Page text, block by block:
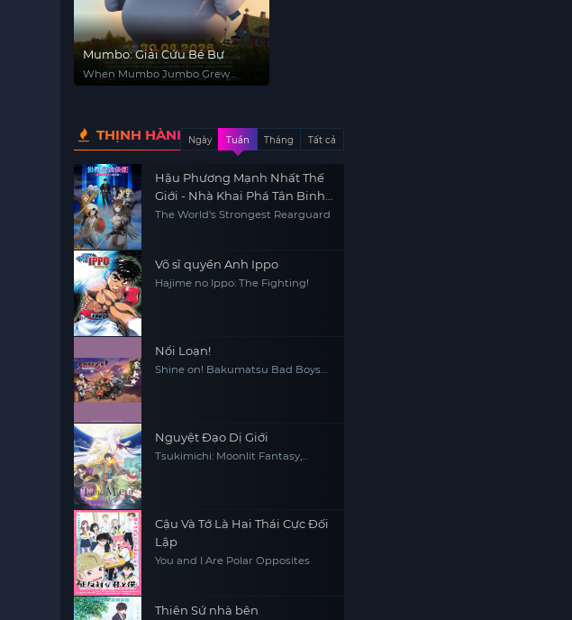
Mumbo: Giải Cứu Bé Bự
When Mumbo Jumbo Grew
THỊNH HÀNHNgày Tuần Tháng Tất cả
Hậu Phương Mạnh Nhất Thế
Giới - Nhà Khai Phá Tân Binh
Của Vương Quốc Mê Cung
The World's Strongest Rearguard
Võ sĩ quyền Anh Ippo
Hajime no Ippo: The Fighting!
Nổi Loạn!
Shine on! Bakumatsu Bad Boys
Nguyệt Đạo Dị Giới
Tsukimichi: Moonlit Fantasy,
Cậu Và Tớ Là Hai Thái Cực Đối
Lập
You and I Are Polar Opposites
Thiên Sứ nhà bên